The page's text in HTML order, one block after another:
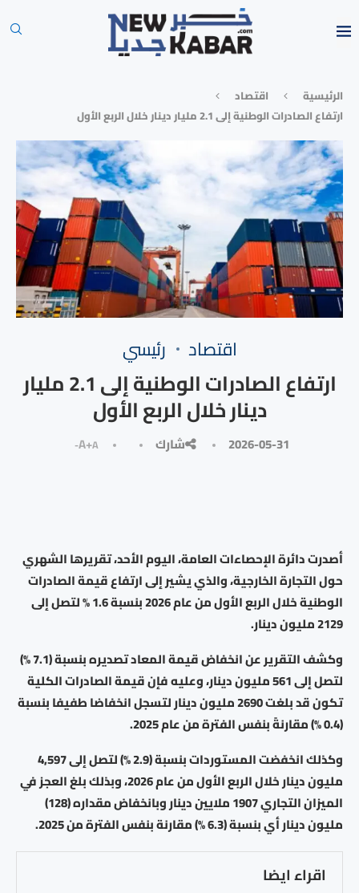
الرئيسية
⁠اقتصاد
ارتفاع الصادرات الوطنية إلى 2.1 مليار دينار خلال الربع الأول
⁠اقتصاد رئيسي
ارتفاع الصادرات الوطنية إلى 2.1 مليار
دينار خلال الربع الأول
2026-05-31 شارك A+A-
أصدرت دائرة الإحصاءات العامة، اليوم الأحد، تقريرها الشهري
حول التجارة الخارجية، والذي يشير إلى ارتفاع قيمة الصادرات
الوطنية خلال الربع الأول من عام 2026 بنسبة 1.6 % لتصل إلى
2129 مليون دينار.
وكشف التقرير عن انخفاض قيمة المعاد تصديره بنسبة (7.1 %)
لتصل إلى 561 مليون دينار، وعليه فإن قيمة الصادرات الكلية
تكون قد بلغت 2690 مليون دينار لتسجل انخفاضا طفيفا بنسبة
(0.4 %) مقارنةً بنفس الفترة من عام 2025.
وكذلك انخفضت المستوردات بنسبة (2.9 %) لتصل إلى 4,597
مليون دينار خلال الربع الأول من عام 2026، وبذلك بلغ العجز في
الميزان التجاري 1907 ملايين دينار وبانخفاض مقداره (128)
مليون دينار أي بنسبة (6.3 %) مقارنة بنفس الفترة من 2025.
اقراء ايضا